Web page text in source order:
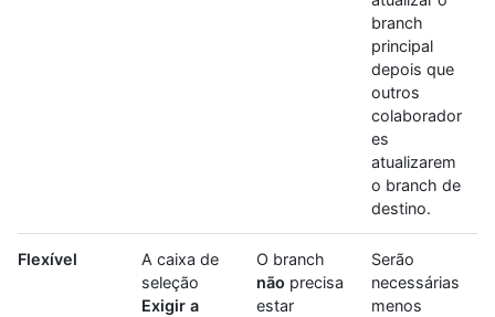
branch
principal
depois que
outros
colaborador
es
atualizarem
o branch de
destino.
Flexível
A caixa de
seleção
Exigir a
O branch
não precisa
estar
Serão
necessárias
menos